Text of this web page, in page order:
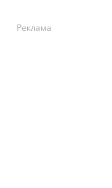
Реклама